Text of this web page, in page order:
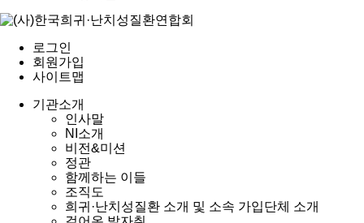
로그인
회원가입
사이트맵
기관소개
인사말
NI소개
비전&미션
정관
함께하는 이들
조직도
희귀·난치성질환 소개 및 소속 가입단체 소개